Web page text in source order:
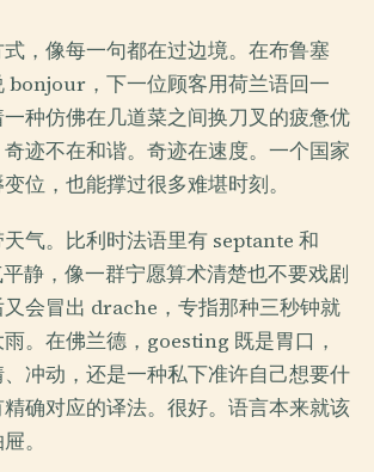
，像每一句都在过边境。在布鲁塞
bonjour，下一位顾客用荷兰语回一
种仿佛在几道菜之间换刀叉的疲惫优
迹不在和谐。奇迹在速度。一个国家
位，也能撑过很多难堪时刻。
气。比利时法语里有 septante 和
静，像一群宁愿算术清楚也不要戏剧
会冒出 drache，专指那种三秒钟就
。在佛兰德，goesting 既是胃口，
冲动，还是一种私下准许自己想要什
确对应的译法。很好。语言本来就该
。